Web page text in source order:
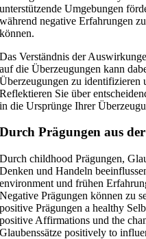
unterstützende Umgebungen
während negative Erfahrungen
können.
Das Verständnis der
auf die Überzeugungen kann
Überzeugungen zu identifizieren
Reflektieren Sie über
in die Ursprünge Ihrer
Durch Prägungen aus
Durch childhood Prägungen,
Denken und Handeln
environment und frühen
Negative Prägungen können zu
positive Prägungen a healthy
positive Affirmations und the
Glaubenssätze positively to